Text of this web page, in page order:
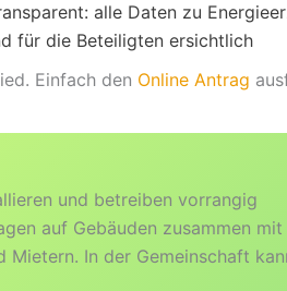
alle Daten zu
für die Beteiligten ersichtlich
Einfach den Online Antrag
und betreiben vorrangig
auf Gebäuden zusammen mit
Mietern. In der Gemeinschaft